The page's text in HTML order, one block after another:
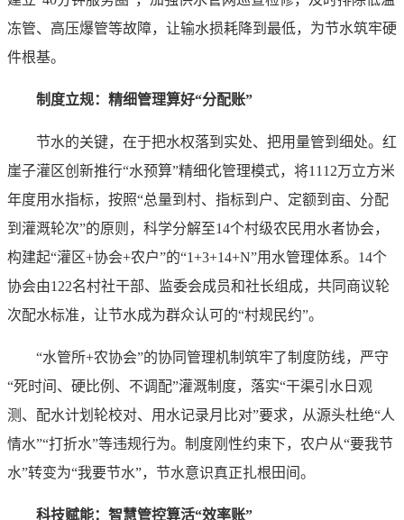
冻管、高压爆管等故障，让输水损耗降到最低，为节水筑牢硬
件根基。
制度立规：精细管理算好“分配账”
节水的关键，在于把水权落到实处、把用量管到细处。红
崖子灌区创新推行“水预算”精细化管理模式，将1112万立方米
年度用水指标，按照“总量到村、指标到户、定额到亩、分配
到灌溉轮次”的原则，科学分解至14个村级农民用水者协会，
构建起“灌区+协会+农户”的“1+3+14+N”用水管理体系。14个
协会由122名村社干部、监委会成员和社长组成，共同商议轮
次配水标准，让节水成为群众认可的“村规民约”。
“水管所+农协会”的协同管理机制筑牢了制度防线，严守
“死时间、硬比例、不调配”灌溉制度，落实“干渠引水日观
测、配水计划轮校对、用水记录月比对”要求，从源头杜绝“人
情水”“打折水”等违规行为。制度刚性约束下，农户从“要我节
水”转变为“我要节水”，节水意识真正扎根田间。
科技赋能：智慧管控算活“效率账”